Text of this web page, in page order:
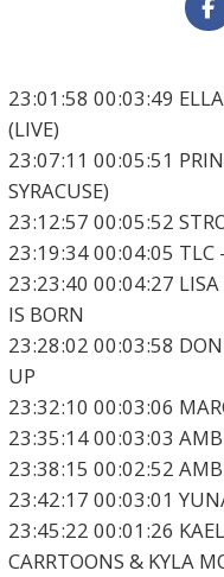
23:01:58 00:03:49 ELLA
(LIVE)
23:07:11 00:05:51
SYRACUSE)
23:12:57 00:05:52
23:19:34 00:04:05 TLC
23:23:40 00:04:27 LISA
IS BORN
23:28:02 00:03:58
UP
23:32:10 00:03:06
23:35:14 00:03:03
23:38:15 00:02:52
23:42:17 00:03:01
23:45:22 00:01:26
CARRTOONS & KYLA